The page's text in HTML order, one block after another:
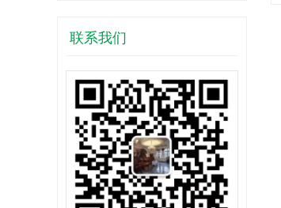
联系我们